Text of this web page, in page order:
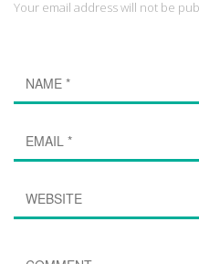
Your email address will not be